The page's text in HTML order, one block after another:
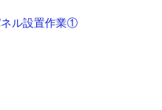
ル設置作業①